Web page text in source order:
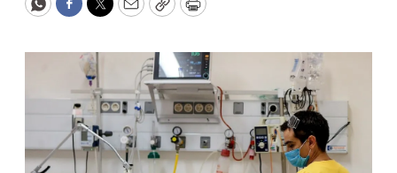
WhatsApp
Facebook
Twitter
EmailCopyPrint